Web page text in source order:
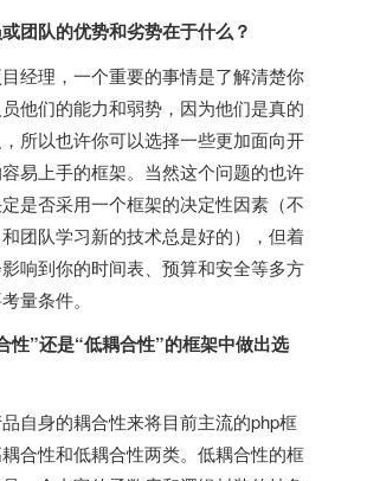
团队的优势和劣势在于什么？
经理，一个重要的事情是了解清楚你
他们的能力和弱势，因为他们是真的
所以也许你可以选择一些更加面向开
易上手的框架。当然这个问题的也许
是否采用一个框架的决定性因素（不
团队学习新的技术总是好的），但着
响到你的时间表、预算和安全等多方
量条件。
性”还是“低耦合性”的框架中做出选
自身的耦合性来将目前主流的php框
合性和低耦合性两类。低耦合性的框